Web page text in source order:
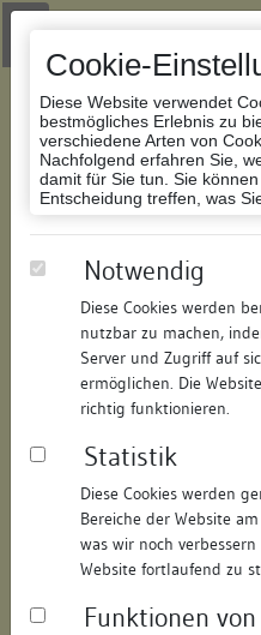
Cookie-
Diese Website verwendet
bestmögliches Erlebnis zu
verschiedene Arten von
Nachfolgend erfahren Sie,
damit für Sie tun. Sie
Entscheidung treffen, was
Notwendig
Diese Cookies werden
nutzbar zu machen,
Server und Zugriff auf
ermöglichen. Die
richtig funktionieren.
Statistik
Diese Cookies werden
Bereiche der Website
was wir noch
Website fortlaufend zu
Funktionen
Zur Navigation springen
Zum Inhalt der Website springen
Datenbank
Notariat
271315059170/ Datum:
Datenbestand:
Objektdaten
Straße:
Hausnummer: